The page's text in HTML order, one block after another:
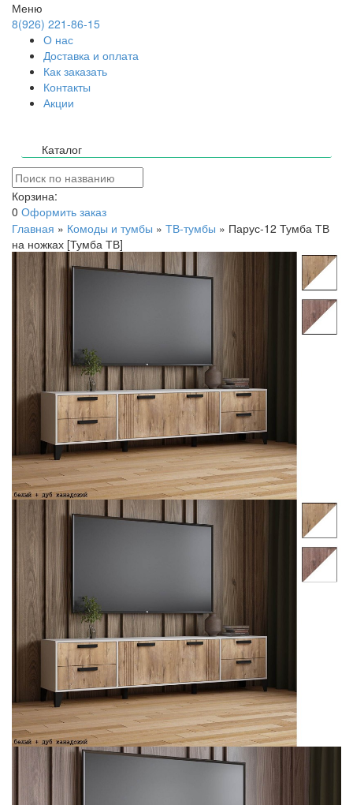
Меню
8(926) 221-86-15
О нас
Доставка и оплата
Как заказать
Контакты
Акции
Каталог
Корзина:
0 Оформить заказ
Главная » Комоды и тумбы » ТВ-тумбы » Парус-12 Тумба ТВ
на ножках [Тумба ТВ]